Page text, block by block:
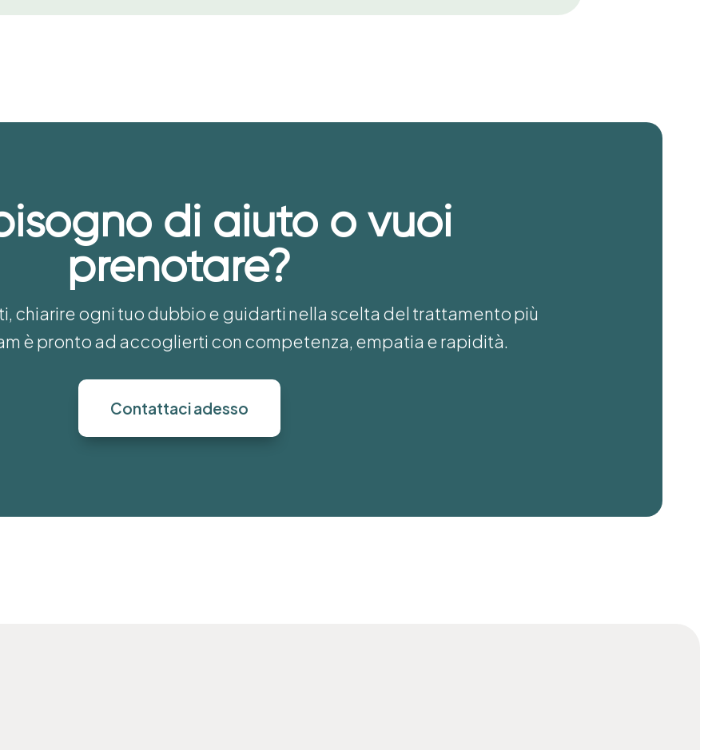
di aiuto o vuoi
prenotare?
chiarire ogni tuo dubbio e guidarti nella scelta del trattamento più
è pronto ad accoglierti con competenza, empatia e rapidità.
Contattaci adesso